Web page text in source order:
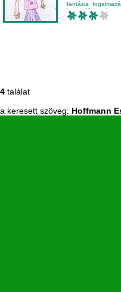
fantázia
harmadikosnak
mese-vers
4 találat
a keresett szöveg: Hoffmann